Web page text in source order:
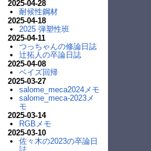
2025-04-28
耐候性鋼材
2025-04-18
2025 弾塑性班
2025-04-11
つっちゃんの修論日誌
辻拓人の卒論日誌
2025-04-08
ベイズ回帰
2025-03-27
salome_meca2024メモ
salome_meca-2023メ
モ
2025-03-14
RGBメモ
2025-03-10
佐々木の2023の卒論日